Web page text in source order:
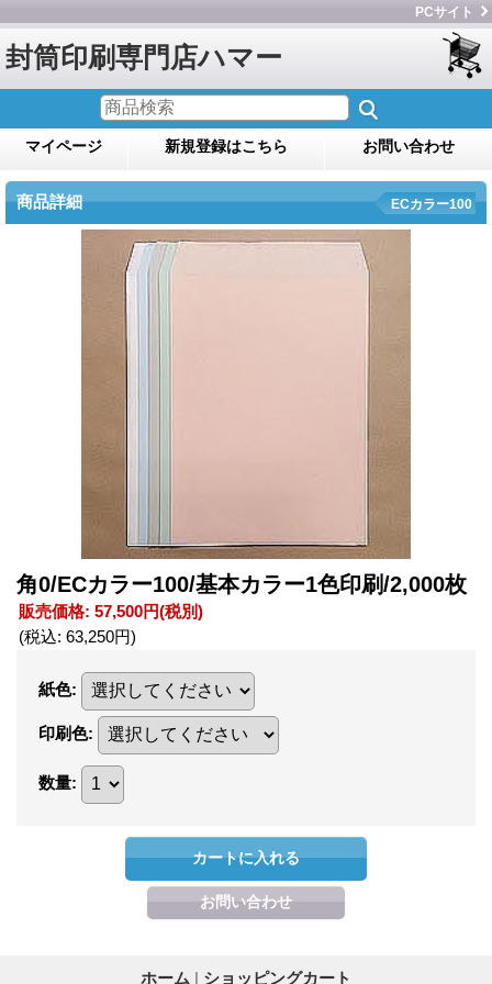
PCサイト
封筒印刷専門店ハマー
マイページ 新規登録はこちら お問い合わせ
商品詳細 ECカラー100
角0/ECカラー100/基本カラー1色印刷/2,000枚
販売価格: 57,500円(税別)
(税込: 63,250円)
紙色:
印刷色:
数量:
ホーム | ショッピングカート